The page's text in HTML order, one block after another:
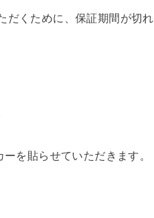
だくために、保証期間が切
を貼らせていただきます。